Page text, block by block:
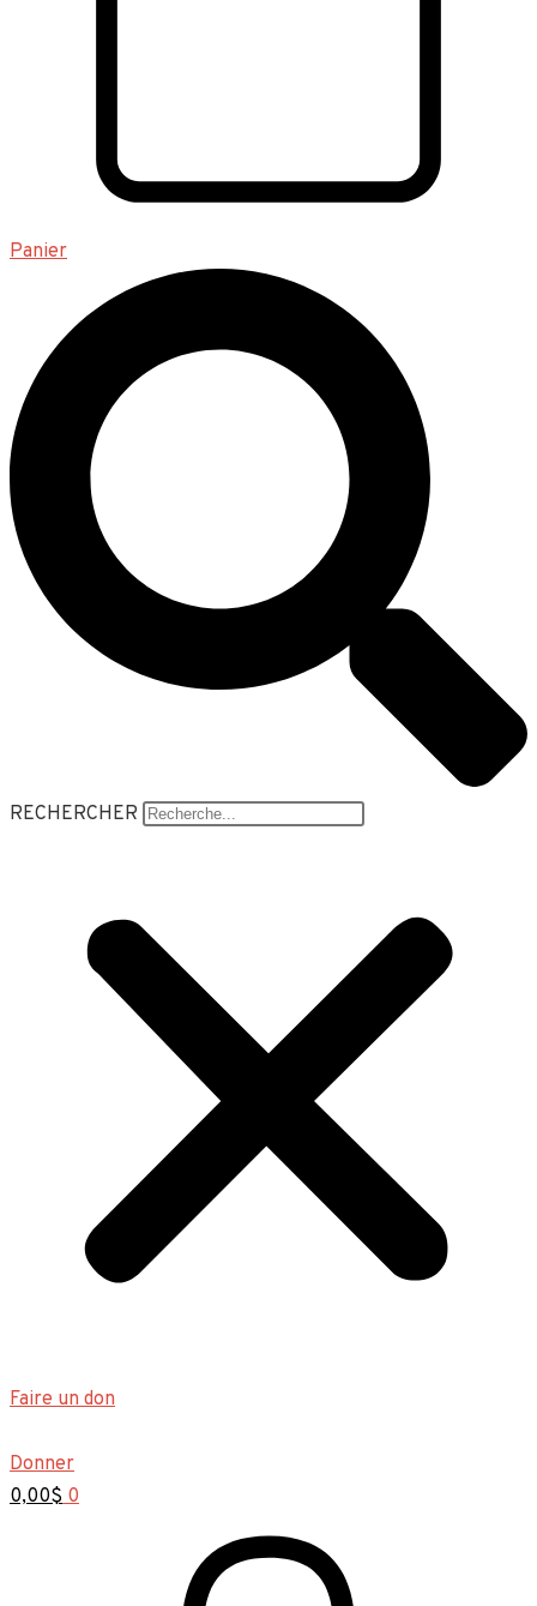
Panier
RECHERCHER
Faire un don
Donner
0,00$ 0